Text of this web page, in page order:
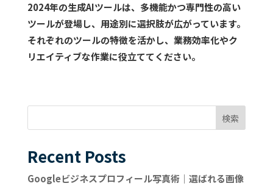
2024年の生成AIツールは、多機能かつ専門性の高い
ツールが登場し、用途別に選択肢が広がっています。
それぞれのツールの特徴を活かし、業務効率化やク
リエイティブな作業に役立ててください。
検索
Recent Posts
Googleビジネスプロフィール写真術｜選ばれる画像